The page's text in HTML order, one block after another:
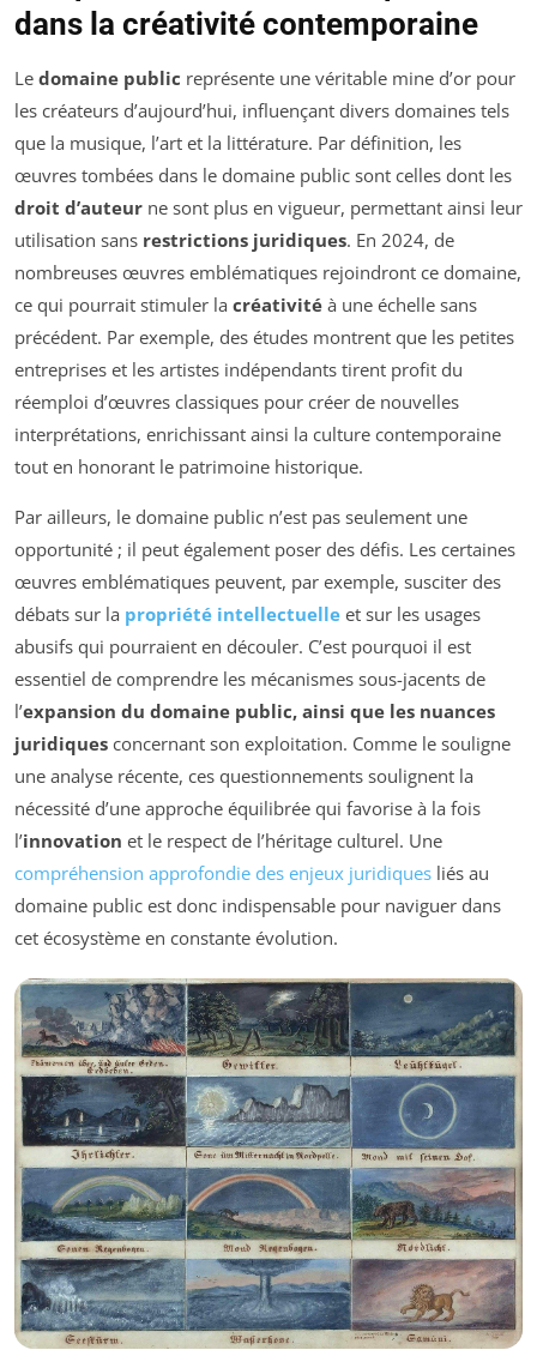
dans la créativité contemporaine
Le domaine public représente une véritable mine d’or pour
les créateurs d’aujourd’hui, influençant divers domaines tels
que la musique, l’art et la littérature. Par définition, les
œuvres tombées dans le domaine public sont celles dont les
droit d’auteur ne sont plus en vigueur, permettant ainsi leur
utilisation sans restrictions juridiques. En 2024, de
nombreuses œuvres emblématiques rejoindront ce domaine,
ce qui pourrait stimuler la créativité à une échelle sans
précédent. Par exemple, des études montrent que les petites
entreprises et les artistes indépendants tirent profit du
réemploi d’œuvres classiques pour créer de nouvelles
interprétations, enrichissant ainsi la culture contemporaine
tout en honorant le patrimoine historique.
Par ailleurs, le domaine public n’est pas seulement une
opportunité ; il peut également poser des défis. Les certaines
œuvres emblématiques peuvent, par exemple, susciter des
débats sur la propriété intellectuelle et sur les usages
abusifs qui pourraient en découler. C’est pourquoi il est
essentiel de comprendre les mécanismes sous-jacents de
l’expansion du domaine public, ainsi que les nuances
juridiques concernant son exploitation. Comme le souligne
une analyse récente, ces questionnements soulignent la
nécessité d’une approche équilibrée qui favorise à la fois
l’innovation et le respect de l’héritage culturel. Une
compréhension approfondie des enjeux juridiques liés au
domaine public est donc indispensable pour naviguer dans
cet écosystème en constante évolution.